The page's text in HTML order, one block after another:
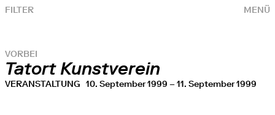
MENÜ
FILTER
VORBEI
Tatort Kunstverein
VERANSTALTUNG 10. September 1999 – 11. September 1999